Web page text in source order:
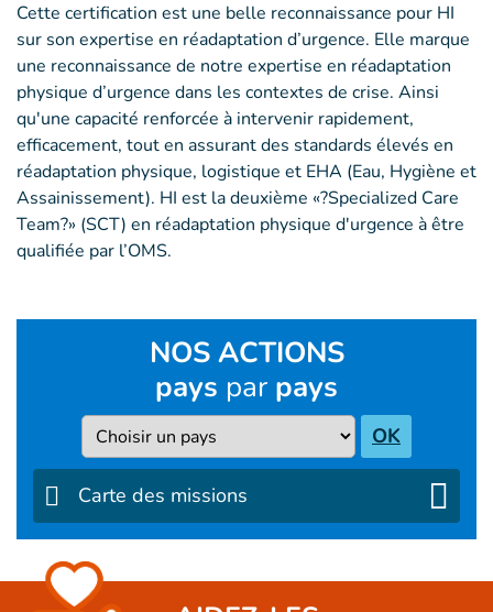
Cette certification est une belle reconnaissance pour HI
sur son expertise en réadaptation d’urgence. Elle marque
une reconnaissance de notre expertise en réadaptation
physique d’urgence dans les contextes de crise. Ainsi
qu'une capacité renforcée à intervenir rapidement,
efficacement, tout en assurant des standards élevés en
réadaptation physique, logistique et EHA (Eau, Hygiène et
Assainissement). HI est la deuxième «?Specialized Care
Team?» (SCT) en réadaptation physique d'urgence à être
qualifiée par l’OMS.
NOS ACTIONS
pays par pays
Pays OK
Carte des missions